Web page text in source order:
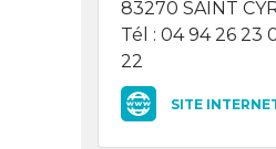
83270 SAINT
Tél : 04 94 26 23
22
SITE